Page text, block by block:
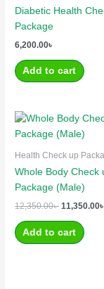
Diabetic Health
Package
6,200.00৳
Add to cart
Health Check up
Whole Body Check
Package (Male)
12,350.00৳
Original
was:
12,350.00৳ .
11,350.00৳
Add to cart